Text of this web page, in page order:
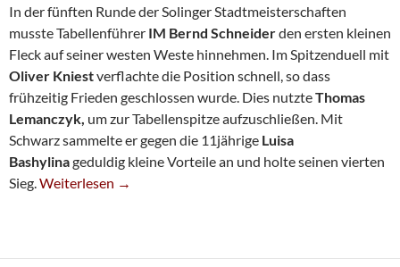
In der fünften Runde der Solinger Stadtmeisterschaften
musste Tabellenführer IM Bernd Schneiderden ersten kleinen
Fleck auf seiner westen Weste hinnehmen. Im Spitzenduell mit
Oliver Kniestverflachte die Position schnell, so dass
frühzeitig Frieden geschlossen wurde. Dies nutzteThomas
Lemanczyk, um zur Tabellenspitze aufzuschließen. Mit
Schwarz sammelte er gegen die 11jährige Luisa
Bashylinageduldig kleine Vorteile an und holte seinen vierten
Sieg.Lemanczyk Schließt Zu Schneider Auf
Weiterlesen →